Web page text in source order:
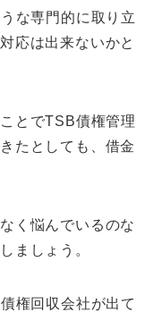
な専門的に取り立
応は出来ないかと
とでTSB債権管理
たとしても、借金
く悩んでいるのな
ましょう。
権回収会社が出て